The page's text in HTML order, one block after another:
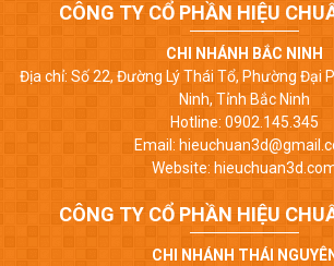
CÔNG TY CỔ PHẦN HIỆU
CHI NHÁNH BẮC NINH
Địa chỉ: Số 22, Đường Lý Thái Tổ, Phường Đại
Ninh, Tỉnh Bắc Ninh
Hotline: 0902.145.345
Email:
Website:
CÔNG TY CỔ PHẦN HIỆU
CHI NHÁNH THÁI NGUYÊN